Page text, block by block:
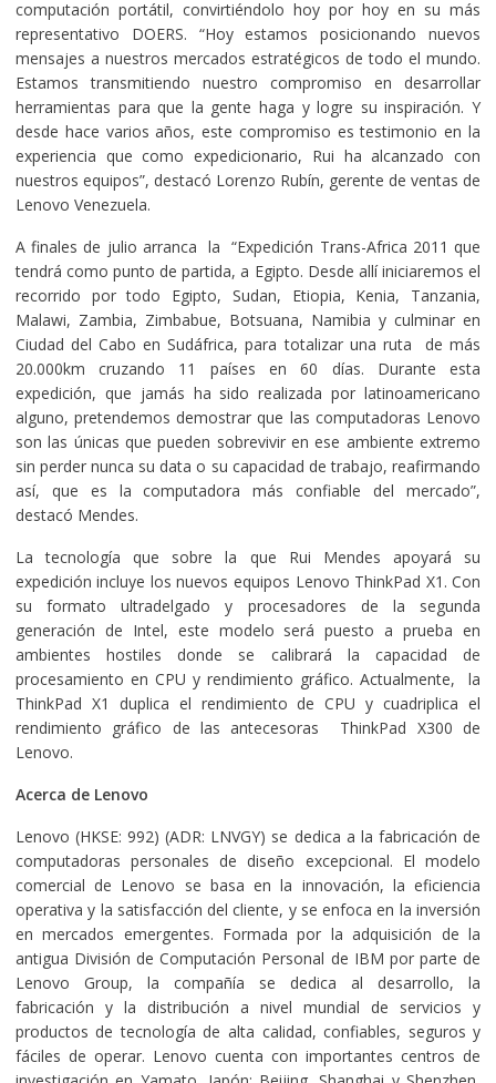
computación portátil, convirtiéndolo hoy por hoy en su más
representativo DOERS. “Hoy estamos posicionando nuevos
mensajes a nuestros mercados estratégicos de todo el mundo.
Estamos transmitiendo nuestro compromiso en desarrollar
herramientas para que la gente haga y logre su inspiración. Y
desde hace varios años, este compromiso es testimonio en la
experiencia que como expedicionario, Rui ha alcanzado con
nuestros equipos”, destacó Lorenzo Rubín, gerente de ventas de
Lenovo Venezuela.
A finales de julio arranca la “Expedición Trans-Africa 2011 que
tendrá como punto de partida, a Egipto. Desde allí iniciaremos el
recorrido por todo Egipto, Sudan, Etiopia, Kenia, Tanzania,
Malawi, Zambia, Zimbabue, Botsuana, Namibia y culminar en
Ciudad del Cabo en Sudáfrica, para totalizar una ruta de más
20.000km cruzando 11 países en 60 días. Durante esta
expedición, que jamás ha sido realizada por latinoamericano
alguno, pretendemos demostrar que las computadoras Lenovo
son las únicas que pueden sobrevivir en ese ambiente extremo
sin perder nunca su data o su capacidad de trabajo, reafirmando
así, que es la computadora más confiable del mercado”,
destacó Mendes.
La tecnología que sobre la que Rui Mendes apoyará su
expedición incluye los nuevos equipos Lenovo ThinkPad X1. Con
su formato ultradelgado y procesadores de la segunda
generación de Intel, este modelo será puesto a prueba en
ambientes hostiles donde se calibrará la capacidad de
procesamiento en CPU y rendimiento gráfico. Actualmente, la
ThinkPad X1 duplica el rendimiento de CPU y cuadriplica el
rendimiento gráfico de las antecesoras ThinkPad X300 de
Lenovo.
Acerca de Lenovo
Lenovo (HKSE: 992) (ADR: LNVGY) se dedica a la fabricación de
computadoras personales de diseño excepcional. El modelo
comercial de Lenovo se basa en la innovación, la eficiencia
operativa y la satisfacción del cliente, y se enfoca en la inversión
en mercados emergentes. Formada por la adquisición de la
antigua División de Computación Personal de IBM por parte de
Lenovo Group, la compañía se dedica al desarrollo, la
fabricación y la distribución a nivel mundial de servicios y
productos de tecnología de alta calidad, confiables, seguros y
fáciles de operar. Lenovo cuenta con importantes centros de